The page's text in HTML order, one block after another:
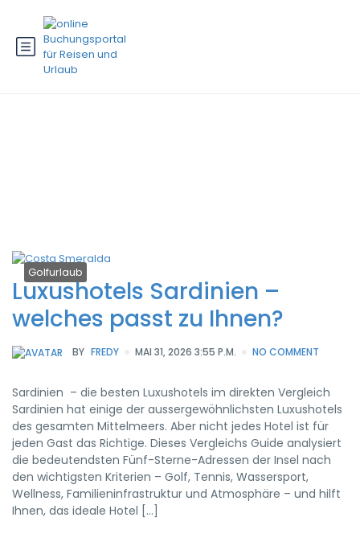
Golfurlaub
Luxushotels Sardinien –
welches passt zu Ihnen?
BY FREDY MAI 31, 2026 3:55 P.M. NO COMMENT
Sardinien – die besten Luxushotels im direkten Vergleich
Sardinien hat einige der aussergewöhnlichsten Luxushotels
des gesamten Mittelmeers. Aber nicht jedes Hotel ist für
jeden Gast das Richtige. Dieses Vergleichs Guide analysiert
die bedeutendsten Fünf-Sterne-Adressen der Insel nach
den wichtigsten Kriterien – Golf, Tennis, Wassersport,
Wellness, Familieninfrastruktur und Atmosphäre – und hilft
Ihnen, das ideale Hotel […]